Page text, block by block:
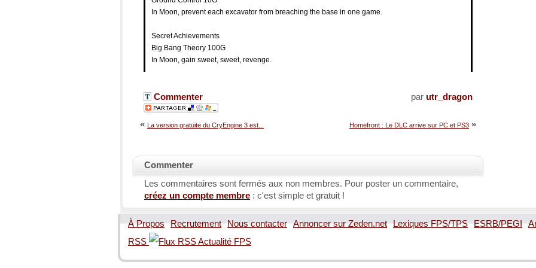
In Moon, prevent each excavator from breaching the base in one game.
Secret Achievements
Big Bang Theory 100G
In Moon, gain sweet, sweet, revenge.
par utr_dragon
Commenter
Homefront : Le DLC arrive sur PC et PS3 »
« La version gratuite du CryEngine 3 est...
Commenter
Les commentaires sont fermés aux non membres. Pour poster un commentaire,
créez un compte membre : c'est simple et gratuit !
À Propos Recrutement Nous contacter Annoncer sur Zeden.net Lexiques FPS/TPS ESRB/PEGI
RSS